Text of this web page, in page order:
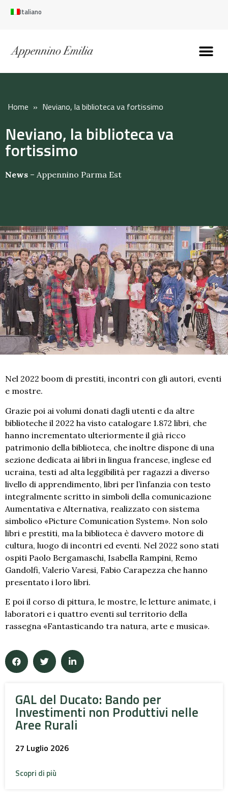
Italiano
Home » Neviano, la biblioteca va fortissimo
Neviano, la biblioteca va
fortissimo
News – Appennino Parma Est
Nel 2022 boom di prestiti, incontri con gli autori, eventi
e mostre.
Grazie poi ai volumi donati dagli utenti e da altre
biblioteche il 2022 ha visto catalogare 1.872 libri, che
hanno incrementato ulteriormente il già ricco
patrimonio della biblioteca, che inoltre dispone di una
sezione dedicata ai libri in lingua francese, inglese ed
ucraina, testi ad alta leggibilità per ragazzi a diverso
livello di apprendimento, libri per l’infanzia con testo
integralmente scritto in simboli della comunicazione
Aumentativa e Alternativa, realizzato con sistema
simbolico «Picture Comunication System». Non solo
libri e prestiti, ma la biblioteca è davvero motore di
cultura, luogo di incontri ed eventi. Nel 2022 sono stati
ospiti Paolo Bergamaschi, Isabella Rampini, Remo
Gandolfi, Valerio Varesi, Fabio Carapezza che hanno
presentato i loro libri.
E poi il corso di pittura, le mostre, le letture animate, i
laboratori e i quattro eventi sul territorio della
rassegna «Fantasticando tra natura, arte e musica».
GAL del Ducato: Bando per
Investimenti non Produttivi nelle
Aree Rurali
27 Luglio 2026
Scopri di più